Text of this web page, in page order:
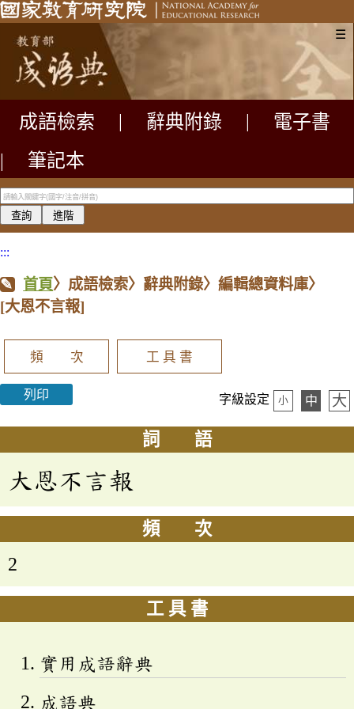
☰
成語檢索 辭典附錄
電子書
|
筆記本
:::
首頁〉成語檢索〉辭典附錄〉編輯總資料庫〉
[大恩不言報]
頻 次 工 具 書
列印 字級設定 小 中 大
詞 語
大恩不言報
頻 次
2
工 具 書
實用成語辭典
成語典